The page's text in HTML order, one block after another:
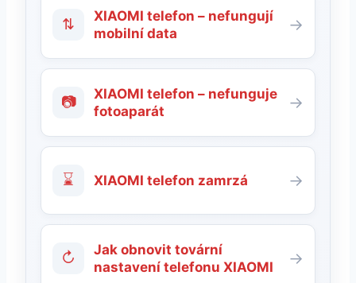
⇅
XIAOMI telefon – nefungují
mobilní data
→
📷
XIAOMI telefon – nefunguje
fotoaparát
→
⌛ XIAOMI telefon zamrzá →
↻
Jak obnovit tovární
nastavení telefonu XIAOMI
→